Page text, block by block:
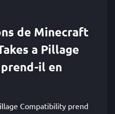
de Minecraft
a Pillage
il en
Compatibility prend